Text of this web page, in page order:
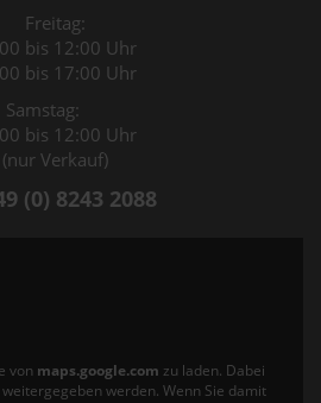
Freitag:
bis 12:00 Uhr
bis 17:00 Uhr
Samstag:
bis 12:00 Uhr
(nur Verkauf)
(0) 8243 2088
von maps.google.com zu laden. Dabei
werden. Wenn Sie damit